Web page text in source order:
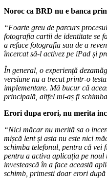
Noroc ca BRD nu e banca
“Foarte greu de parcurs
fotografia cartii de identitate se
a reface fotografia sau de a
încercat să-l activez pe iPad și
În general, o experiență
versiune nu a trecut printr-o
implementare. Mă bucur că
principală, altfel mi-aș fi
Erori dupa erori, nu merita
“Nici măcar nu merită sa o
mișcă lent și asta nu este nici
schimba telefonul, pentru că
pentru a activa aplicația pe noul
investească în a face această
schimb, primesti doar erori